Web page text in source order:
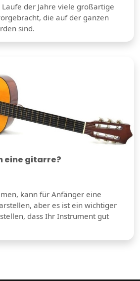
der Jahre viele großartige
die auf der ganzen
sind.
eine gitarre?
kann für Anfänger eine
aber es ist ein wichtiger
dass Ihr Instrument gut